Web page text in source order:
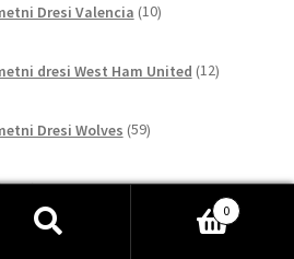
Dresi Valencia 10izdelkov
dresi West Ham United 12izdelkov
Dresi Wolves 59izdelkov
2042
26
0